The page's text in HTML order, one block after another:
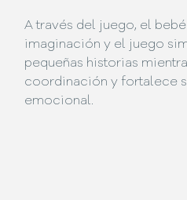
A través del juego, el
imaginación y el juego
pequeñas historias
coordinación y fortalece
emocional.